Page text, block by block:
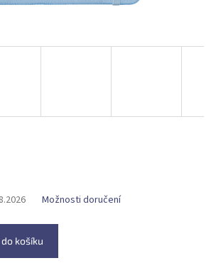
Možnosti doručení
košíku